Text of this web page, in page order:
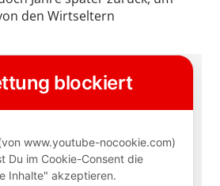
den Wirtseltern